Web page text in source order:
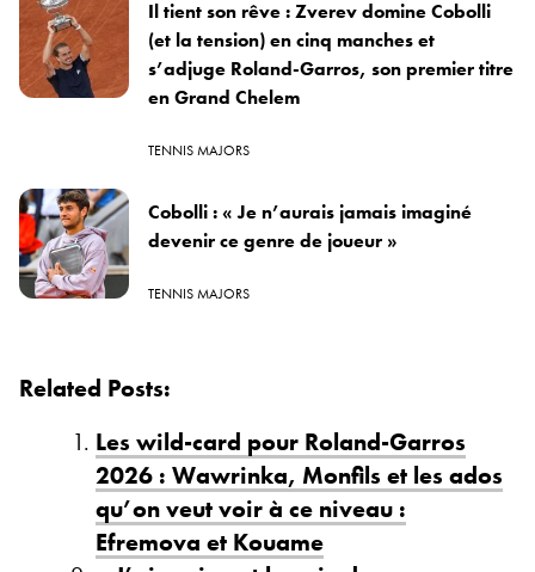
Il tient son rêve : Zverev domine Cobolli
(et la tension) en cinq manches et
s’adjuge Roland-Garros, son premier titre
en Grand Chelem
TENNIS MAJORS
Cobolli : « Je n’aurais jamais imaginé
devenir ce genre de joueur »
TENNIS MAJORS
Related Posts:
Les wild-card pour Roland-Garros
2026 : Wawrinka, Monfils et les ados
qu’on veut voir à ce niveau :
Efremova et Kouame